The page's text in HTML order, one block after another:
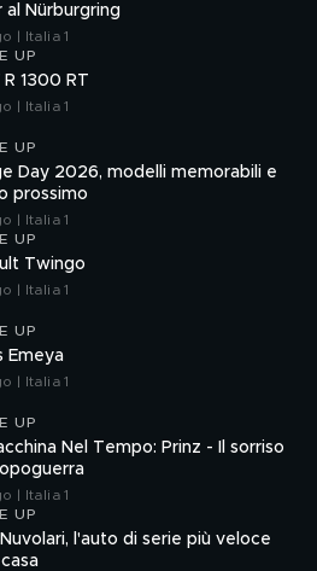
al Nürburgring
| Italia 1
UP
R 1300 RT
| Italia 1
UP
Day 2026, modelli memorabili e
prossimo
| Italia 1
UP
Twingo
| Italia 1
UP
Emeya
| Italia 1
UP
Nel Tempo: Prinz - Il sorriso
| Italia 1
UP
l'auto di serie più veloce